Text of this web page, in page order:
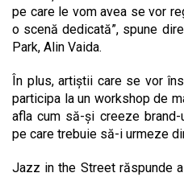
pe care le vom avea se vor
o scenă dedicată”, spune
Park, Alin Vaida.
În plus, artiștii care se vor
participa la un workshop de
afla cum să-și creeze
pe care trebuie să-i urmeze
Jazz in the Street răspunde